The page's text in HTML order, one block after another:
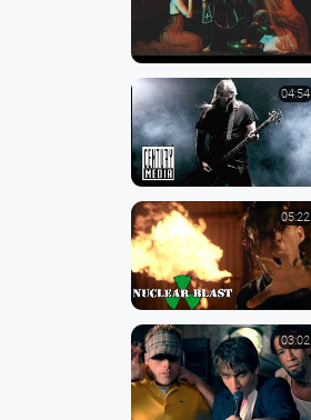
04:54
05:22
03:02